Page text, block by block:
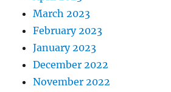
March 2023
February 2023
January 2023
December 2022
November 2022